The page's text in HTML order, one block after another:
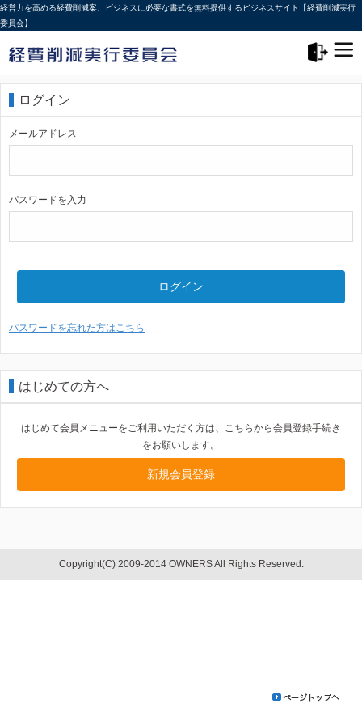
経営力を高める経費削減案、ビジネスに必要な書式を無料提供するビジネスサイト【経費削減実行
委員会】
ログイン
メールアドレス
パスワードを入力
ログイン
パスワードを忘れた方はこちら
はじめての方へ
はじめて会員メニューをご利用いただく方は、こちらから会員登録手続き
をお願いします。
新規会員登録
Copyright(C) 2009-2014 OWNERS All Rights Reserved.